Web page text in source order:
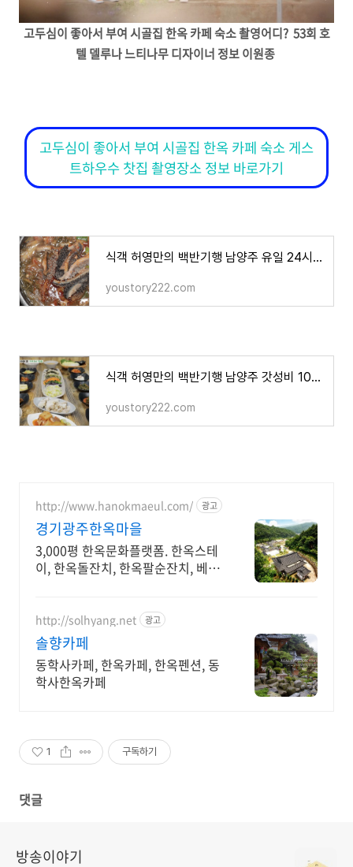
고두심이 좋아서 부여 시골집 한옥 카페 숙소 촬영어디? 53회 호
텔 델루나 느티나무 디자이너 정보 이원종
고두심이 좋아서 부여 시골집 한옥 카페 숙소 게스
트하우수 찻집 촬영장소 정보 바로가기
식객 허영만의 백반기행 남양주 유일 24시간 해장국집 맛집 어디? 198회 진태현 박시은 천생연분
youstory222.com
식객 허영만의 백반기행 남양주 갓성비 10000원 만원 보리밥 정식 쌀밥 정식 27가지 반찬 산채나물
youstory222.com
http://www.hanokmaeul.com/ 광고
경기광주한옥마을
3,000평 한옥문화플랫폼. 한옥스테
이, 한옥돌잔치, 한옥팔순잔치, 베이
http://solhyang.net 광고
솔향카페
동학사카페, 한옥카페, 한옥펜션, 동
학사한옥카페
1 구독하기
댓글
방송이야기